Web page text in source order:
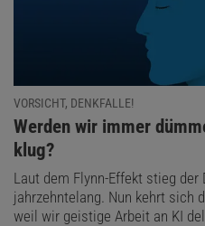
VORSICHT, DENKFALLE!
:
Werden wir immer
klug?
Laut dem Flynn-Effekt stieg
jahrzehntelang. Nun kehrt sich
weil wir geistige Arbeit an KI